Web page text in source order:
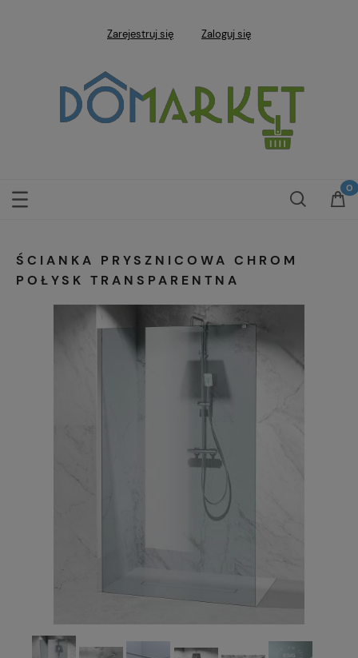
Zarejestruj się Zaloguj się
ŚCIANKA PRYSZNICOWA CHROM
POŁYSK TRANSPARENTNA